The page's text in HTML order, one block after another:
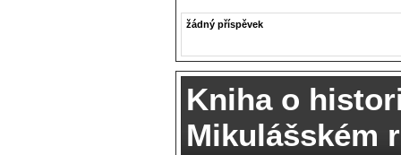
žádný příspěvek
Kniha o
Mikulášském